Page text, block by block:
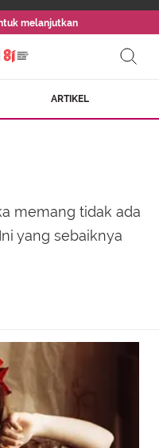
melanjutkan
ARTIKEL
memang tidak ada
yang sebaiknya